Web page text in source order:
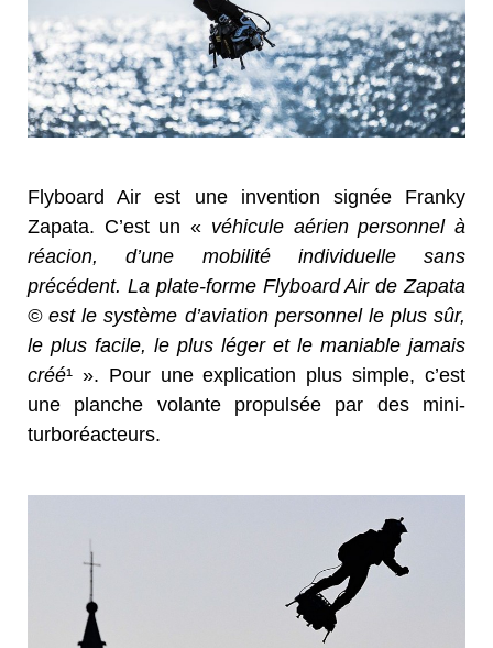
Flyboard Air est une invention signée Franky
Zapata. C’est un « véhicule aérien personnel à
réacion, d’une mobilité individuelle sans
précédent. La plate-forme Flyboard Air de Zapata
© est le système d’aviation personnel le plus sûr,
le plus facile, le plus léger et le maniable jamais
créé¹ ». Pour une explication plus simple, c’est
une planche volante propulsée par des mini-
turboréacteurs.